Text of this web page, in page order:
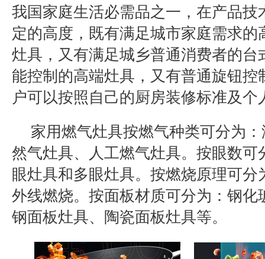
我国家庭生活必需品之一，在产品技
定的高度，既有满足城市家庭需求的
灶具，又有满足城乡普通消费者的台
能控制的高端灶具，又有普通旋钮控
户可以按照自己的厨房装修标准及个
家用燃气灶具按燃气种类可分为
然气灶具、人工燃气灶具。按眼数可
眼灶具和多眼灶具。按燃烧原理可分
外线燃烧。按面板材质可分为：钢化
钢面板灶具、陶瓷面板灶具等。